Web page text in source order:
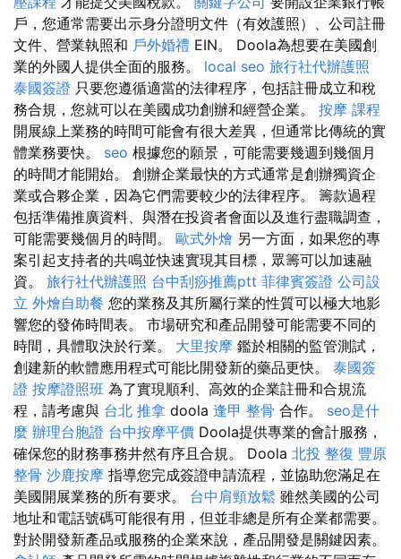
戶，您通常需要出示身分證明文件（有效護照）、公司註冊
文件、營業執照和 戶外婚禮 EIN。 Doola為想要在美國創
業的外國人提供全面的服務。 local seo 旅行社代辦護照
泰國簽證 只要您遵循適當的法律程序，包括註冊成立和稅
務合規，您就可以在美國成功創辦和經營企業。 按摩 課程
開展線上業務的時間可能會有很大差異，但通常比傳統的實
體業務要快。 seo 根據您的願景，可能需要幾週到幾個月
的時間才能開始。 創辦企業最快的方式通常是創辦獨資企
業或合夥企業，因為它們需要較少的法律程序。 籌款過程
包括準備推廣資料、與潛在投資者會面以及進行盡職調查，
可能需要幾個月的時間。 歐式外燴 另一方面，如果您的專
案引起支持者的共鳴並快速實現其目標，眾籌可以加速融
資。 旅行社代辦護照 台中刮痧推薦ptt 菲律賓簽證 公司設
立 外燴自助餐 您的業務及其所屬行業的性質可以極大地影
響您的發佈時間表。 市場研究和產品開發可能需要不同的
時間，具體取決於行業。 大里按摩 鑑於相關的監管測試，
創建新的軟體應用程式可能比開發新的藥品更快。 泰國簽
證 按摩證照班 為了實現順利、高效的企業註冊和合規流
程，請考慮與 台北 推拿 doola 逢甲 整骨 合作。 seo是什
麼 辦理台胞證 台中按摩平價 Doola提供專業的會計服務，
確保您的財務事務井然有序且合規。 Doola 北投 整復 豐原
整骨 沙鹿按摩 指導您完成簽證申請流程，並協助您滿足在
美國開展業務的所有要求。 台中肩頸放鬆 雖然美國的公司
地址和電話號碼可能很有用，但並非總是所有企業都需要。
對於開發新產品或服務的企業來說，產品開發是關鍵因素。